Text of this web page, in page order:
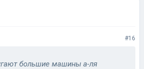
#16
большие машины а-ля